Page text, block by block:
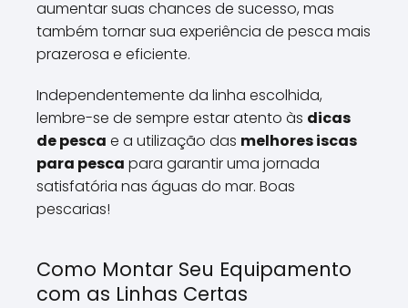
aumentar suas chances de sucesso, mas
também tornar sua experiência de pesca mais
prazerosa e eficiente.
Independentemente da linha escolhida,
lembre-se de sempre estar atento às dicas
de pesca e a utilização das melhores iscas
para pesca para garantir uma jornada
satisfatória nas águas do mar. Boas
pescarias!
Como Montar Seu Equipamento
com as Linhas Certas